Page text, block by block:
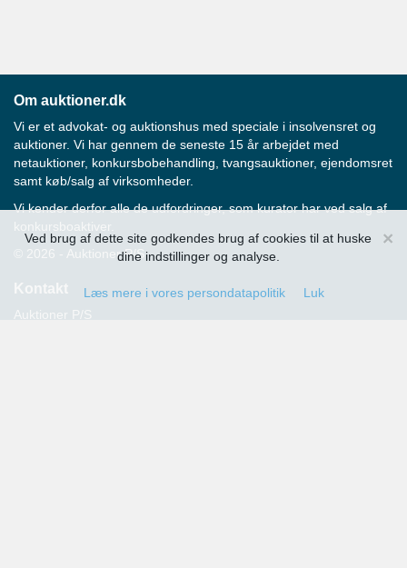
×
Ved brug af dette site godkendes brug af cookies til at huske
dine indstillinger og analyse.
Læs mere i vores persondatapolitik Luk
Om auktioner.dk
Vi er et advokat- og auktionshus med speciale i insolvensret og
auktioner. Vi har gennem de seneste 15 år arbejdet med
netauktioner, konkursbobehandling, tvangsauktioner, ejendomsret
samt køb/salg af virksomheder.
Vi kender derfor alle de udfordringer, som kurator har ved salg af
konkursboaktiver.
© 2026 - Auktioner P/S
Kontakt
Auktioner P/S